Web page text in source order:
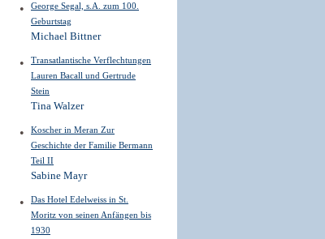
George Segal, s.A. zum 100.
Geburtstag
Michael Bittner
Transatlantische Verflechtungen
Lauren Bacall und Gertrude
Stein
Tina Walzer
Koscher in Meran Zur
Geschichte der Familie Bermann
Teil II
Sabine Mayr
Das Hotel Edelweiss in St.
Moritz von seinen Anfängen bis
1930